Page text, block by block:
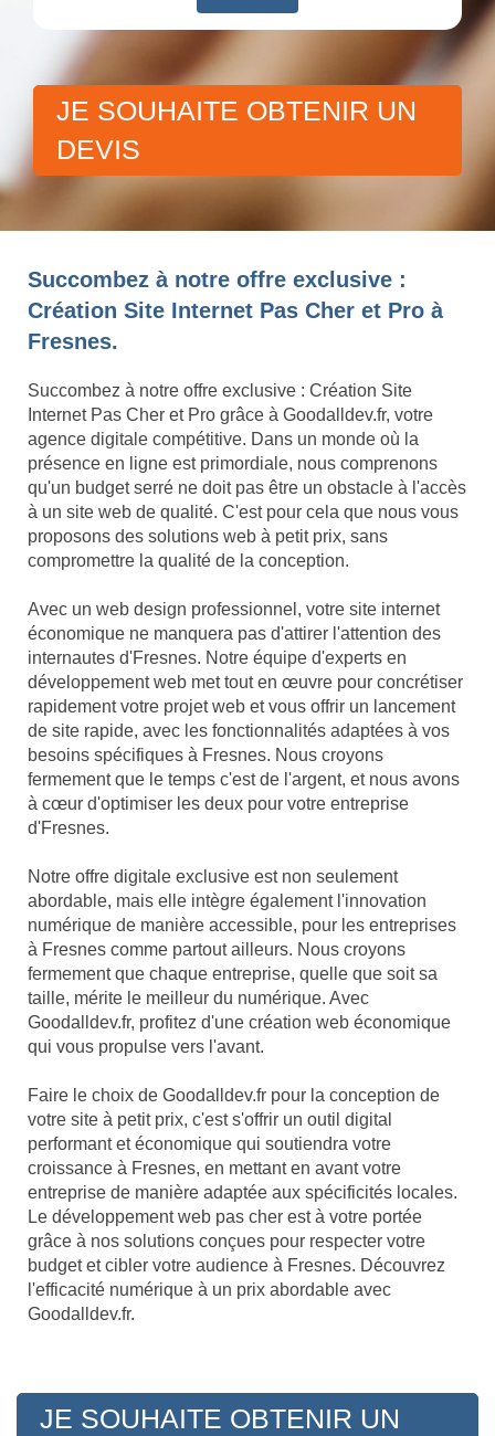
JE SOUHAITE OBTENIR UN
DEVIS
Succombez à notre offre exclusive :
Création Site Internet Pas Cher et Pro à
Fresnes.
Succombez à notre offre exclusive : Création Site
Internet Pas Cher et Pro grâce à Goodalldev.fr, votre
agence digitale compétitive. Dans un monde où la
présence en ligne est primordiale, nous comprenons
qu'un budget serré ne doit pas être un obstacle à l'accès
à un site web de qualité. C'est pour cela que nous vous
proposons des solutions web à petit prix, sans
compromettre la qualité de la conception.
Avec un web design professionnel, votre site internet
économique ne manquera pas d'attirer l'attention des
internautes d'Fresnes. Notre équipe d'experts en
développement web met tout en œuvre pour concrétiser
rapidement votre projet web et vous offrir un lancement
de site rapide, avec les fonctionnalités adaptées à vos
besoins spécifiques à Fresnes. Nous croyons
fermement que le temps c'est de l'argent, et nous avons
à cœur d'optimiser les deux pour votre entreprise
d'Fresnes.
Notre offre digitale exclusive est non seulement
abordable, mais elle intègre également l'innovation
numérique de manière accessible, pour les entreprises
à Fresnes comme partout ailleurs. Nous croyons
fermement que chaque entreprise, quelle que soit sa
taille, mérite le meilleur du numérique. Avec
Goodalldev.fr, profitez d'une création web économique
qui vous propulse vers l'avant.
Faire le choix de Goodalldev.fr pour la conception de
votre site à petit prix, c'est s'offrir un outil digital
performant et économique qui soutiendra votre
croissance à Fresnes, en mettant en avant votre
entreprise de manière adaptée aux spécificités locales.
Le développement web pas cher est à votre portée
grâce à nos solutions conçues pour respecter votre
budget et cibler votre audience à Fresnes. Découvrez
l'efficacité numérique à un prix abordable avec
Goodalldev.fr.
JE SOUHAITE OBTENIR UN